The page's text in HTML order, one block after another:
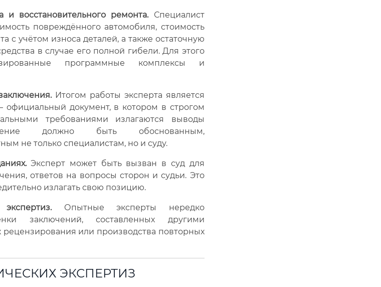
восстановительного ремонта.Специалист
повреждённого автомобиля, стоимость
с учётом износа деталей, а также остаточную
в случае его полной гибели. Для этого
программные комплексы и
Итогом работы эксперта является
документ, в котором в строгом
требованиями излагаются выводы
должно быть обоснованным,
не только специалистам, но и суду.
Эксперт может быть вызван в суд для
ответов на вопросы сторон и судьи. Это
излагать свою позицию.
Опытные эксперты нередко
заключений, составленных другими
или производства повторных
ЭКСПЕРТИЗ